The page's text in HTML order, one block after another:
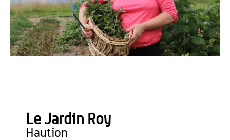
Office de Tourisme du Pays de Thiérache
Le Jardin Roy
haution